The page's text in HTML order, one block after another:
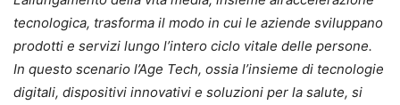
tecnologica, trasforma il modo in cui le aziende sviluppano
prodotti e servizi lungo l’intero ciclo vitale delle persone.
In questo scenario l’Age Tech, ossia l’insieme di tecnologie
digitali, dispositivi innovativi e soluzioni per la salute, si